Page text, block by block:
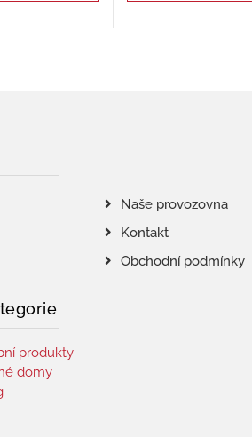
Naše provozovna
Kontakt
Obchodní podmínky
produkty
domy